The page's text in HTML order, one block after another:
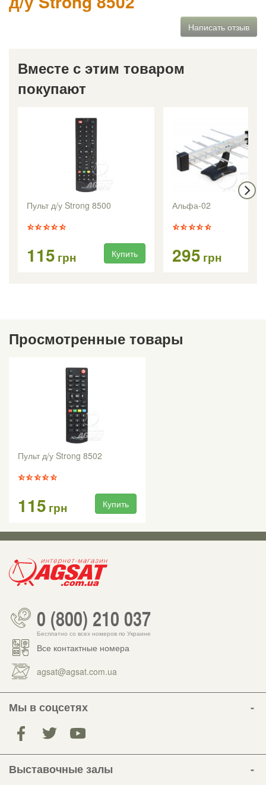
Написать отзыв
Вместе с этим товаром
покупают
Пульт д/у Strong 8500
115 грн Купить
Альфа-02
295 грн
Просмотренные товары
Пульт д/у Strong 8502
115 грн Купить
0 (800) 210 037
Бесплатно со всех номеров по Украине
Все контактные номера
agsat@agsat.com.ua
Мы в соцсетях
Выставочные залы